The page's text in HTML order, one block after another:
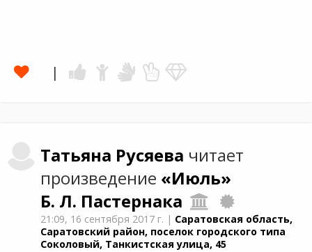
Татьяна Русяева читает
произведение «Июль»
Б. Л. Пастернака
21:09, 16 сентября 2017 г. | Саратовская область,
Саратовский район, поселок городского типа
Соколовый, Танкистская улица, 45